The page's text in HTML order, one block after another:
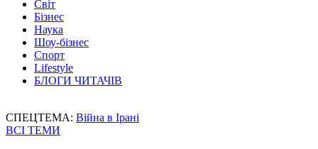
Світ
Бізнес
Наука
Шоу-бізнес
Спорт
Lifestyle
БЛОГИ ЧИТАЧІВ
СПЕЦТЕМА: Війна в Ірані
ВСІ ТЕМИ